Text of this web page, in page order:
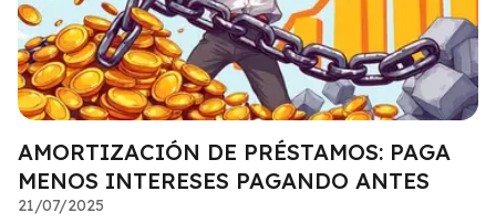
AMORTIZACIÓN DE PRÉSTAMOS: PAGA
MENOS INTERESES PAGANDO ANTES
21/07/2025